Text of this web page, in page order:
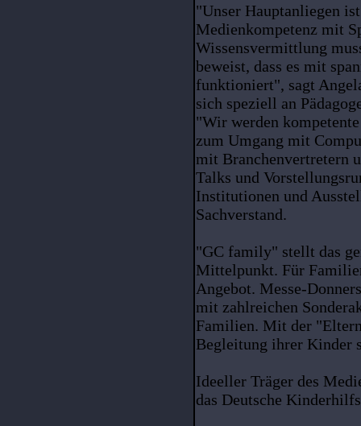
"Unser Hauptanliegen
Medienkompetenz mit
Wissensvermittlung
beweist, dass es mit
funktioniert", sagt
sich speziell an
"Wir werden
zum Umgang mit
mit Branchenvertretern
Talks und
Institutionen und
Sachverstand.
"GC family" stellt das
Mittelpunkt. Für
Angebot. Messe-
mit zahlreichen
Familien. Mit der
Begleitung ihrer Kinder
Ideeller Träger des
das Deutsche